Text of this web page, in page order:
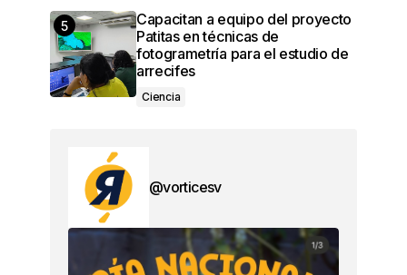
Capacitan a equipo del proyecto
Patitas en técnicas de
fotogrametría para el estudio de
arrecifes
Ciencia
@vorticesv